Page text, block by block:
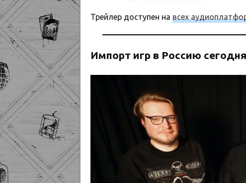
Трейлер доступен на всех
Импорт игр в Россию сегодня